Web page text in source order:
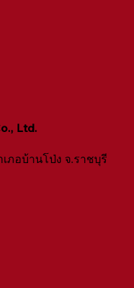
Ltd.
ภอบ้านโป่ง จ.ราชบุรี